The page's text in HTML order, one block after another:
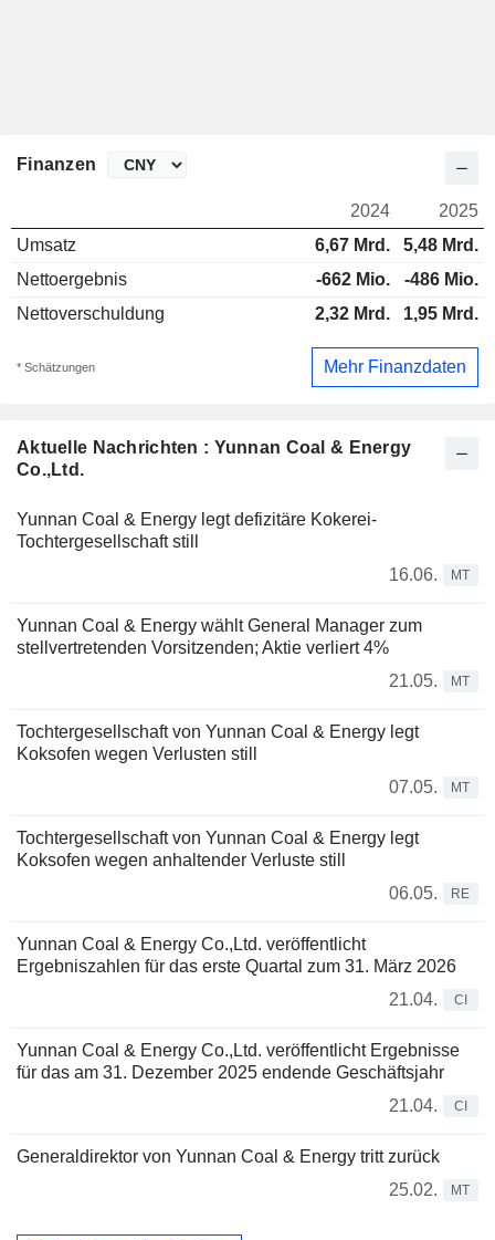
Aktuelle Nachrichten : Yunnan Coal & Energy
Co.,Ltd.
Yunnan Coal & Energy legt defizitäre Kokerei-
Tochtergesellschaft still
16.06.
MT
Yunnan Coal & Energy wählt General Manager zum
stellvertretenden Vorsitzenden; Aktie verliert 4%
21.05.
MT
Tochtergesellschaft von Yunnan Coal & Energy legt
Koksofen wegen Verlusten still
07.05.
MT
Tochtergesellschaft von Yunnan Coal & Energy legt
Koksofen wegen anhaltender Verluste still
06.05.
RE
Yunnan Coal & Energy Co.,Ltd. veröffentlicht
Ergebniszahlen für das erste Quartal zum 31. März 2026
21.04.
CI
Yunnan Coal & Energy Co.,Ltd. veröffentlicht Ergebnisse
für das am 31. Dezember 2025 endende Geschäftsjahr
21.04.
CI
Generaldirektor von Yunnan Coal & Energy tritt zurück
25.02.
MT
Finanzen
2024
2025
Umsatz
6,67 Mrd.
5,48 Mrd.
Nettoergebnis
-662 Mio.
-486 Mio.
Nettoverschuldung
2,32 Mrd. 1,95 Mrd.
* Schätzungen Mehr Finanzdaten